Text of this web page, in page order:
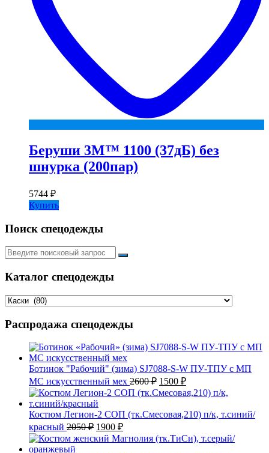
Беруши 3М™ 1100 (37дБ) без
шнурка (200пар)
5744 ₽
Купить
Поиск спецодежды
Искать:
Каталог спецодежды
Распродажа спецодежды
Ботинок "Рабочий" (зима) SJ7088-S-W ПУ-ТПУ с МП
МС искусственный мех 2600₽ Первоначальная
цена
составляла
2600 ₽.
1500 ₽Текущая
цена:
Костюм Легион-2 СОП (тк.Смесовая,210) п/к, т.синий/
красный 2050₽ Первоначальная
цена
составляла
1900 ₽Текущая
цена: